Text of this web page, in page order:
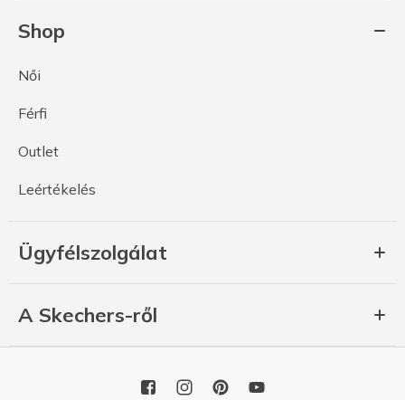
Shop
Női
Férfi
Outlet
Leértékelés
Ügyfélszolgálat
A Skechers-ről